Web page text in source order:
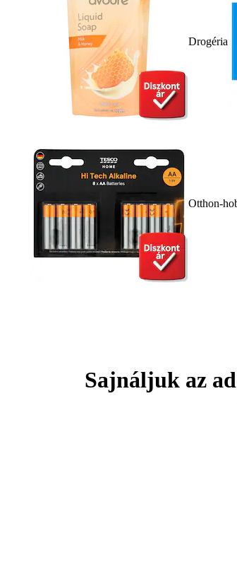
Drogéria
Otthon-
Sajnáljuk az